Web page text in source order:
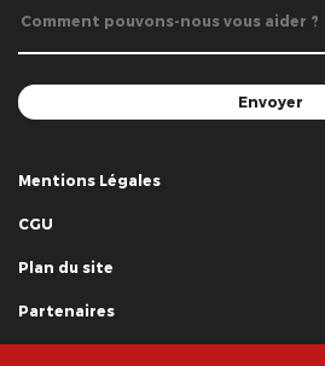
Mentions Légales
CGU
Plan du site
Partenaires